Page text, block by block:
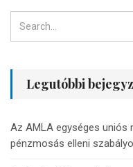
Legutóbbi
Az AMLA egységes uniós
pénzmosás elleni